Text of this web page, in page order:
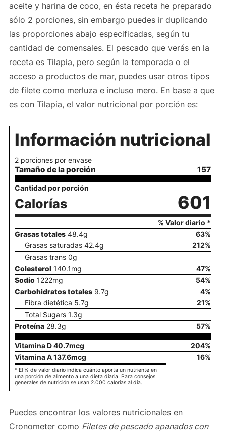
aceite y harina de coco, en ésta receta he preparado
sólo 2 porciones, sin embargo puedes ir duplicando
las proporciones abajo especificadas, según tu
cantidad de comensales. El pescado que verás en la
receta es Tilapia, pero según la temporada o el
acceso a productos de mar, puedes usar otros tipos
de filete como merluza e incluso mero. En base a que
es con Tilapia, el valor nutricional por porción es:
Información nutricional
2 porciones por envase
Tamaño de la porción 157
Cantidad por porción
Calorías 601
% Valor diario *
Grasas totales 48.4g 63%
Grasas saturadas 42.4g 212%
Grasas trans 0g
Colesterol 140.1mg 47%
Sodio 1222mg 54%
Carbohidratos totales 9.7g 4%
Fibra dietética 5.7g 21%
Total Sugars 1.3g
Proteína 28.3g 57%
Vitamina D40.7mcg 204%
Vitamina A137.6mcg 16%
* El % de valor diario indica cuánto aporta un nutriente en
una porción de alimento a una dieta diaria. Para consejos
generales de nutrición se usan 2.000 calorías al día.
Puedes encontrar los valores nutricionales en
Cronometer como Filetes de pescado apanados con